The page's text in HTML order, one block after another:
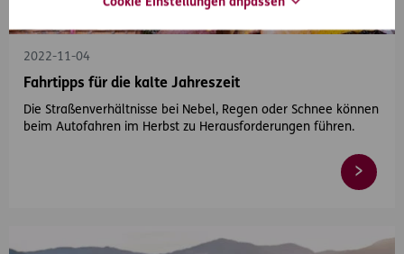
2022-11-04
Fahrtipps für die kalte Jahreszeit
Die Straßenverhältnisse bei Nebel, Regen oder Schnee können
beim Autofahren im Herbst zu Herausforderungen führen.